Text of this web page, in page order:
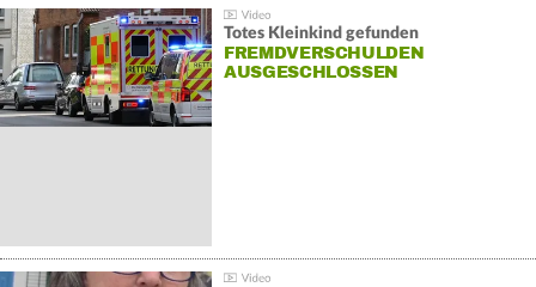
Totes Kleinkind gefunden
FREMDVERSCHULDEN
AUSGESCHLOSSEN